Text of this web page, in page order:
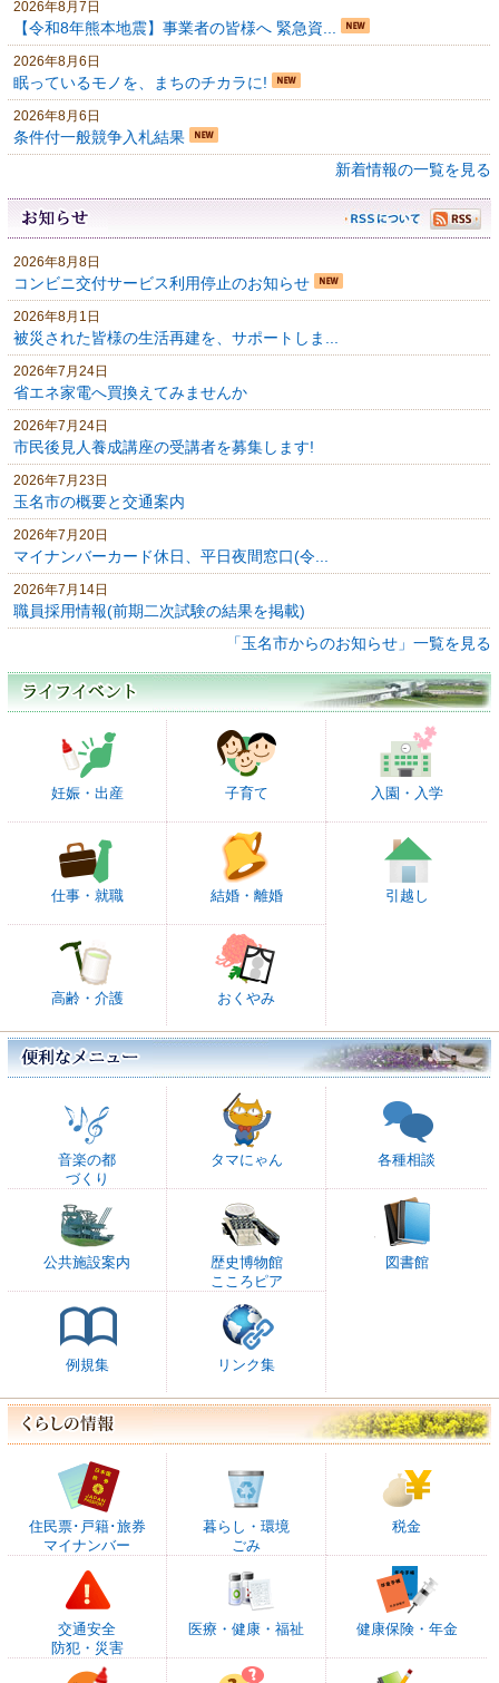
2026年8月7日
【令和8年熊本地震】事業者の皆様へ 緊急資...
2026年8月6日
眠っているモノを、まちのチカラに!
2026年8月6日
条件付一般競争入札結果
新着情報の一覧を見る
2026年8月8日
コンビニ交付サービス利用停止のお知らせ
2026年8月1日
被災された皆様の生活再建を、サポートしま...
2026年7月24日
省エネ家電へ買換えてみませんか
2026年7月24日
市民後見人養成講座の受講者を募集します!
2026年7月23日
玉名市の概要と交通案内
2026年7月20日
マイナンバーカード休日、平日夜間窓口(令...
2026年7月14日
職員採用情報(前期二次試験の結果を掲載)
「玉名市からのお知らせ」一覧を見る
妊娠・出産 子育て 入園・入学
仕事・就職 結婚・離婚 引越し
高齢・介護 おくやみ
音楽の都
づくり
タマにゃん 各種相談
公共施設案内
歴史博物館
こころピア
図書館
例規集 リンク集
住民票･戸籍･旅券
マイナンバー
暮らし・環境
ごみ
税金
交通安全
防犯・災害
医療・健康・福祉 健康保険・年金